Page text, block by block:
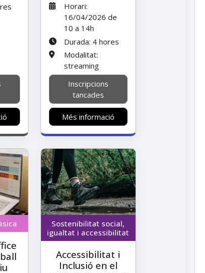
Horari:
16/04/2026 de
10 a 14h
Durada: 4 hores
Modalitat:
streaming
Inscripcions
tancades
Més informació
Sostenibilitat social,
igualtat i accessibilitat
Accessibilitat i
Inclusió en el